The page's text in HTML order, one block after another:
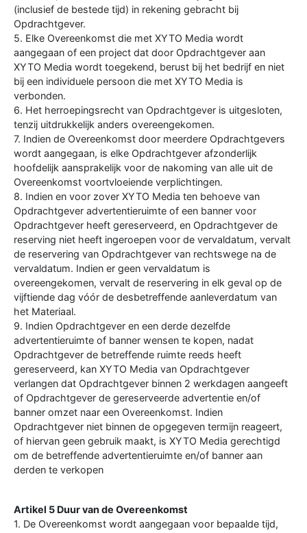
(inclusief de bestede tijd) in rekening gebracht bij
Opdrachtgever.
5. Elke Overeenkomst die met XYTO Media wordt
aangegaan of een project dat door Opdrachtgever aan
XYTO Media wordt toegekend, berust bij het bedrijf en niet
bij een individuele persoon die met XYTO Media is
verbonden.
6. Het herroepingsrecht van Opdrachtgever is uitgesloten,
tenzij uitdrukkelijk anders overeengekomen.
7. Indien de Overeenkomst door meerdere Opdrachtgevers
wordt aangegaan, is elke Opdrachtgever afzonderlijk
hoofdelijk aansprakelijk voor de nakoming van alle uit de
Overeenkomst voortvloeiende verplichtingen.
8. Indien en voor zover XYTO Media ten behoeve van
Opdrachtgever advertentieruimte of een banner voor
Opdrachtgever heeft gereserveerd, en Opdrachtgever de
reserving niet heeft ingeroepen voor de vervaldatum, vervalt
de reservering van Opdrachtgever van rechtswege na de
vervaldatum. Indien er geen vervaldatum is
overeengekomen, vervalt de reservering in elk geval op de
vijftiende dag vóór de desbetreffende aanleverdatum van
het Materiaal.
9. Indien Opdrachtgever en een derde dezelfde
advertentieruimte of banner wensen te kopen, nadat
Opdrachtgever de betreffende ruimte reeds heeft
gereserveerd, kan XYTO Media van Opdrachtgever
verlangen dat Opdrachtgever binnen 2 werkdagen aangeeft
of Opdrachtgever de gereserveerde advertentie en/of
banner omzet naar een Overeenkomst. Indien
Opdrachtgever niet binnen de opgegeven termijn reageert,
of hiervan geen gebruik maakt, is XYTO Media gerechtigd
om de betreffende advertentieruimte en/of banner aan
derden te verkopen
Artikel 5 Duur van de Overeenkomst
1. De Overeenkomst wordt aangegaan voor bepaalde tijd,